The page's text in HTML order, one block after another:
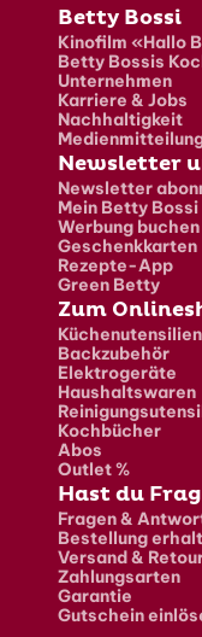
Fusszeile
Betty Bossi
Kinofilm «Hallo
Betty Bossis
Unternehmen
Karriere & Jobs
Nachhaltigkeit
Newsletter
Newsletter
Mein Betty Bossi
Werbung buchen
Geschenkkarten
Rezepte-App
Green Betty
Zum
Küchenutensilien
Backzubehör
Elektrogeräte
Haushaltswaren
Kochbücher
Abos
Outlet %
Hast du
Fragen &
Bestellung
Versand &
Zahlungsarten
Garantie
Gutschein